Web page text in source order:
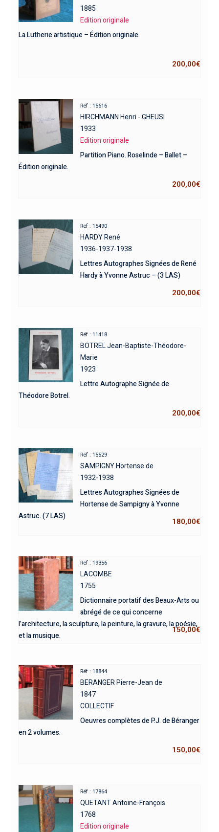
1885
Edition originale
La Lutherie artistique – Édition originale.
200,00€
Réf : 15616
HIRCHMANN Henri - GHEUSI
1933
Edition originale
Partition Piano. Roselinde – Ballet –
Édition originale.
200,00€
Réf : 15490
HARDY René
1936-1937-1938
Lettres Autographes Signées de René
Hardy à Yvonne Astruc – (3 LAS)
200,00€
Réf : 11418
BOTREL Jean-Baptiste-Théodore-
Marie
1923
Lettre Autographe Signée de
Théodore Botrel.
200,00€
Réf : 15529
SAMPIGNY Hortense de
1932-1938
Lettres Autographes Signées de
Hortense de Sampigny à Yvonne
Astruc. (7 LAS)
180,00€
Réf : 19356
LACOMBE
1755
Dictionnaire portatif des Beaux-Arts ou
abrégé de ce qui concerne
l’architecture, la sculpture, la peinture, la gravure, la poésie,
et la musique.
150,00€
Réf : 18844
BERANGER Pierre-Jean de
1847
COLLECTIF
Oeuvres complètes de P.J. de Béranger
en 2 volumes.
150,00€
Réf : 17864
QUETANT Antoine-François
1768
Edition originale